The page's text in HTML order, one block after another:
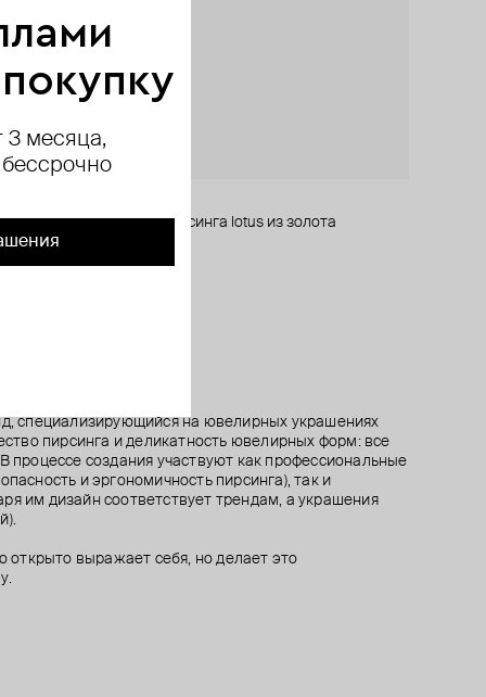
топ для пирсинга lotus из золота
yunona
топ для пирсинга из золота estrella med
кафф-змея из золота с бриллиантом
кликер из золота trio small
специализирующийся на ювелирных украшениях
пирсинга и деликатность ювелирных форм: все
процессе создания участвуют как профессиональные
и эргономичность пирсинга), так и
им дизайн соответствует трендам, а украшения
открыто выражает себя, но делает это
3 месяца,